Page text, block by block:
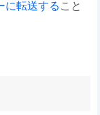
転送する こと